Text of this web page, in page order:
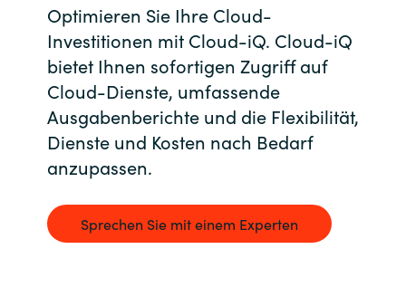
Bulgaria
Czechia
Denmark
Finland
Kontakt
Karriere
Optimieren Sie Ihre Cloud-
Investitionen mit Cloud-iQ. Cloud-iQ
bietet Ihnen sofortigen Zugriff auf
Cloud-Dienste, umfassende
Ausgabenberichte und die Flexibilität,
Dienste und Kosten nach Bedarf
anzupassen.
Sprechen Sie mit einem Experten